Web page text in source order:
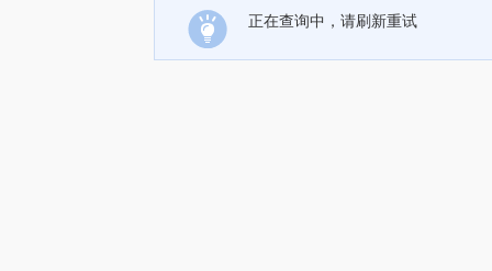
正在查询中，请刷新重试